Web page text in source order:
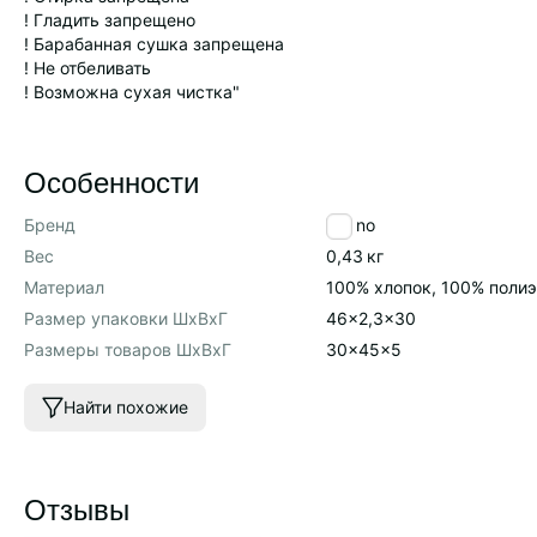
! Гладить запрещено
! Барабанная сушка запрещена
! Не отбеливать
! Возможна сухая чистка"
Особенности
Бренд
Tkano
Вес
0,43 кг
Материал
100% хлопок, 100%
Размер упаковки ШхВхГ
46x2,3x30
Размеры товаров ШхВхГ
30x45x5
Найти похожие
Отзывы